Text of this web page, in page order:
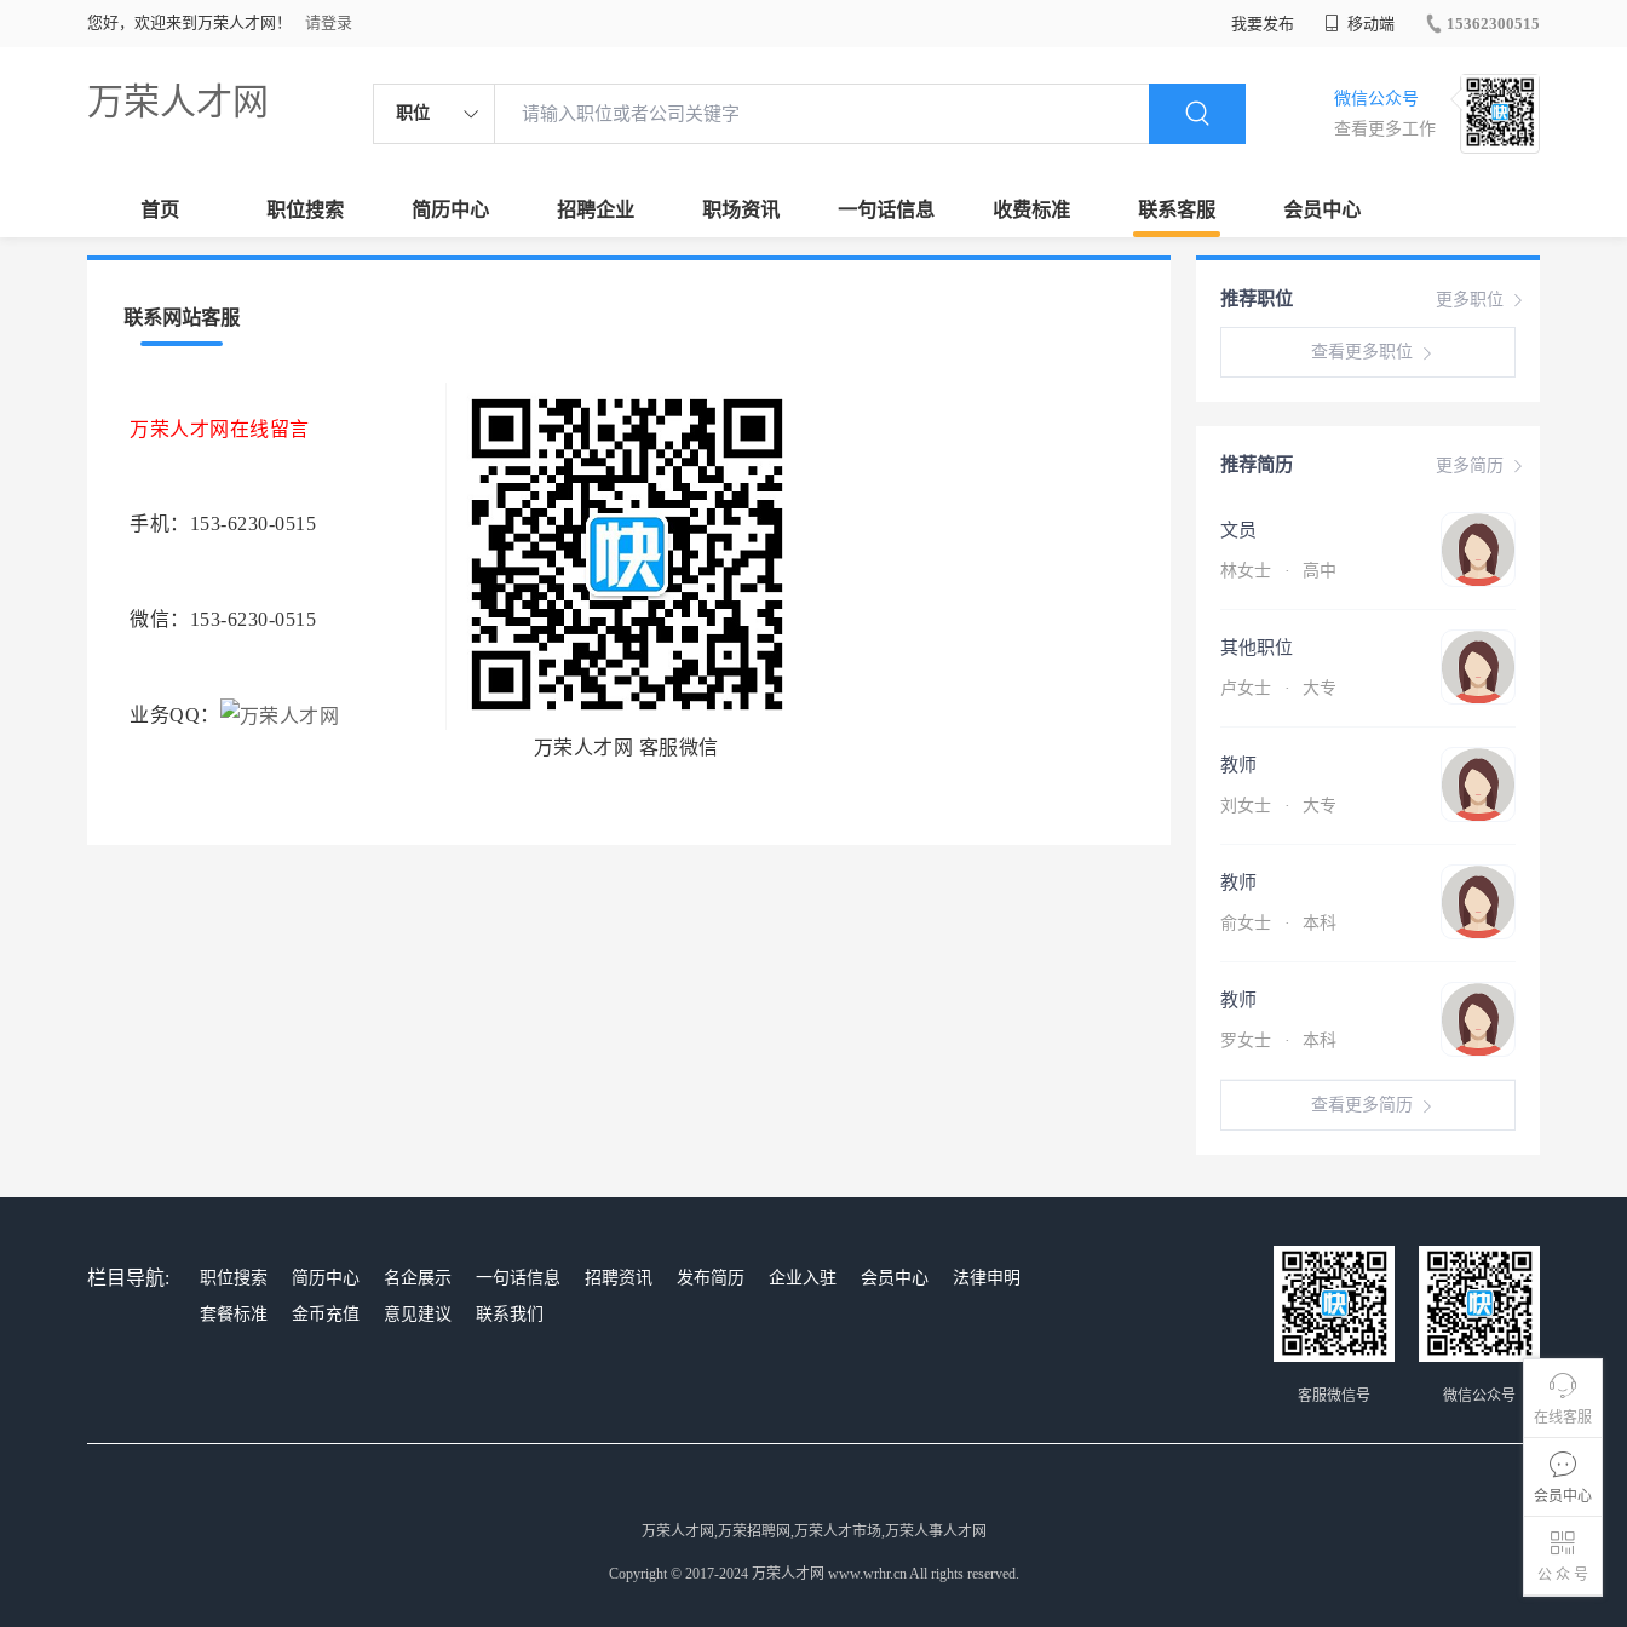
您好，欢迎来到万荣人才网！ 请登录 我要发布 移动端 15362300515
万荣人才网 职位
微信公众号
查看更多工作
首页 职位搜索 简历中心 招聘企业 职场资讯 一句话信息 收费标准 联系客服 会员中心
在线客服
会员中心
公 众 号
联系网站客服
万荣人才网在线留言
万荣人才网 客服微信
手机：153-6230-0515
微信：153-6230-0515
业务QQ：
更多职位
推荐职位
查看更多职位
更多简历
推荐简历
文员
林女士 · 高中
其他职位
卢女士 · 大专
教师
刘女士 · 大专
教师
俞女士 · 本科
教师
罗女士 · 本科
查看更多简历
栏目导航: 职位搜索 简历中心 名企展示 一句话信息 招聘资讯 发布简历 企业入驻 会员中心
法律申明
套餐标准
金币充值 意见建议 联系我们
微信公众号
客服微信号
万荣人才网,万荣招聘网,万荣人才市场,万荣人事人才网
Copyright © 2017-2024 万荣人才网 www.wrhr.cn All rights reserved.